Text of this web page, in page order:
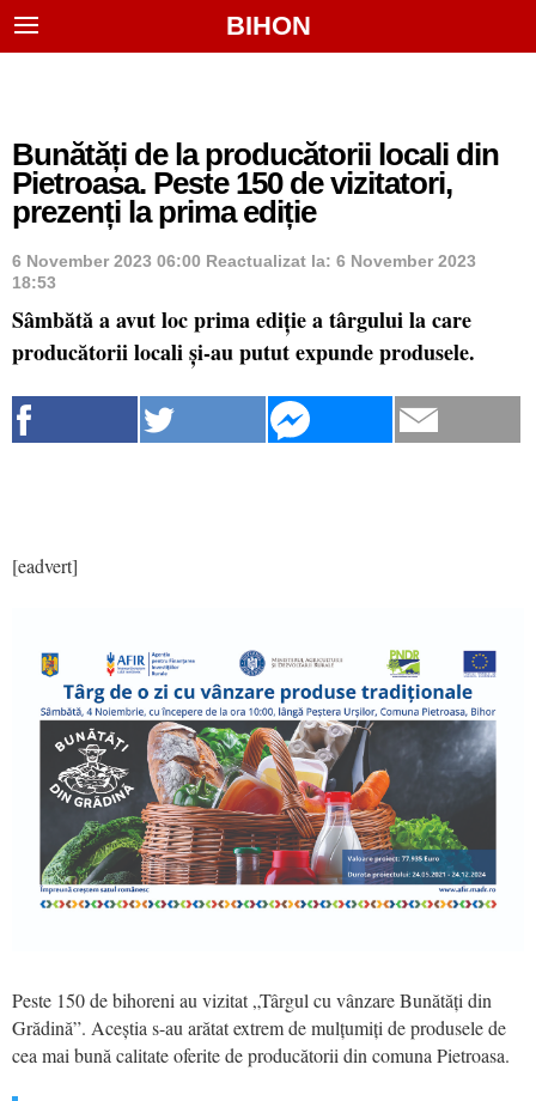
BIHON
Bunătăți de la producătorii locali din
Pietroasa. Peste 150 de vizitatori,
prezenți la prima ediție
6 November 2023 06:00 Reactualizat la: 6 November 2023
18:53
Sâmbătă a avut loc prima ediție a târgului la care
producătorii locali și-au putut expunde produsele.
[eadvert]
Peste 150 de bihoreni au vizitat „Târgul cu vânzare Bunătăți din
Grădină”. Aceștia s-au arătat extrem de mulțumiți de produsele de
cea mai bună calitate oferite de producătorii din comuna Pietroasa.